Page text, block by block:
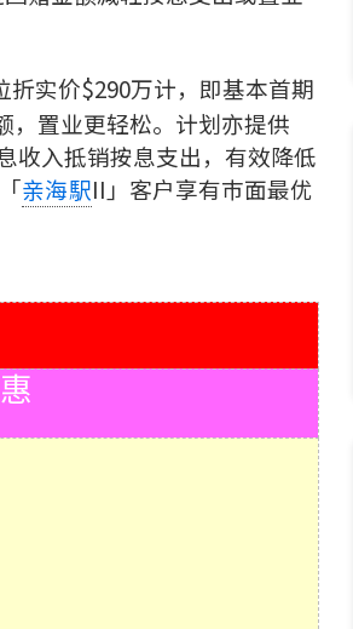
折实价$290万计，即基本首期
，置业更轻松。计划亦提供
收入抵销按息支出，有效降低
亲海駅II」客户享有巿面最优